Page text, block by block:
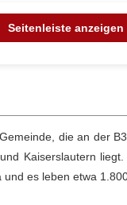
die an der
Kaiserslautern
und es leben etwa
Seitenleiste anzeigen